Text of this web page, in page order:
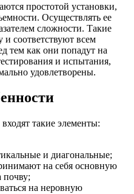
простотой установки,
Осуществлять ее
сложности. Такие
соответствуют всем
тем как они попадут на
и испытания,
удовлетворены.
такие элементы:
и диагональные;
на себя основную
почву;
на неровную